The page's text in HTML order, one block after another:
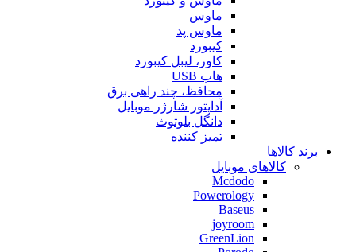
ماوس
ماوس پد
کیبورد
کاور، لیبل کیبورد
هاب USB
محافظ، چند راهی برق
آداپتور شارژر موبایل
دانگل بلوتوث
تمیز کننده
برند کالاها
کالاهای موبایل
Mcdodo
Powerology
Baseus
joyroom
GreenLion